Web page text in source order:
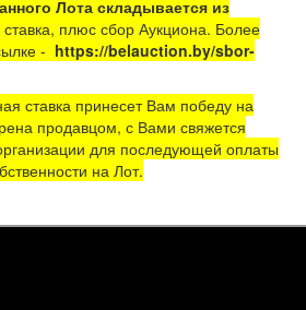
Лота складывается из
плюс сбор Аукциона. Более
- https://belauction.by/sbor-
ставка принесет Вам победу на
продавцом, с Вами свяжется
для последующей оплаты
на Лот.